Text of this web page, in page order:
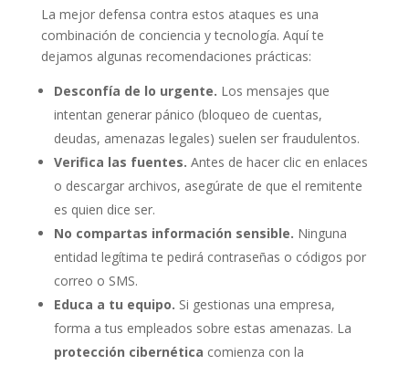
La mejor defensa contra estos ataques es una
combinación de conciencia y tecnología. Aquí te
dejamos algunas recomendaciones prácticas:
Desconfía de lo urgente. Los mensajes que
intentan generar pánico (bloqueo de cuentas,
deudas, amenazas legales) suelen ser fraudulentos.
Verifica las fuentes. Antes de hacer clic en enlaces
o descargar archivos, asegúrate de que el remitente
es quien dice ser.
No compartas información sensible. Ninguna
entidad legítima te pedirá contraseñas o códigos por
correo o SMS.
Educa a tu equipo. Si gestionas una empresa,
forma a tus empleados sobre estas amenazas. La
protección cibernética comienza con la